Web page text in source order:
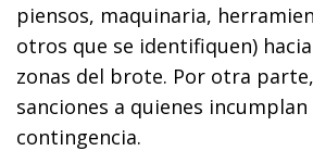
piensos, maquinaria,
otros que se identifiquen)
zonas del brote. Por otra
sanciones a quienes
contingencia.